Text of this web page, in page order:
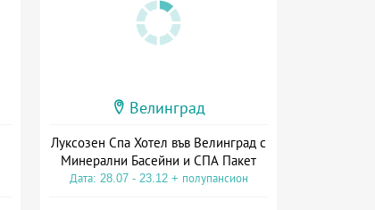
Велинград
Луксозен Спа Хотел във Велинград с
Минерални Басейни и СПА Пакет
Дата: 28.07 - 23.12 + полупансион